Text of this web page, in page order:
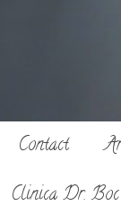
Contact
Clinica Dr. Boc